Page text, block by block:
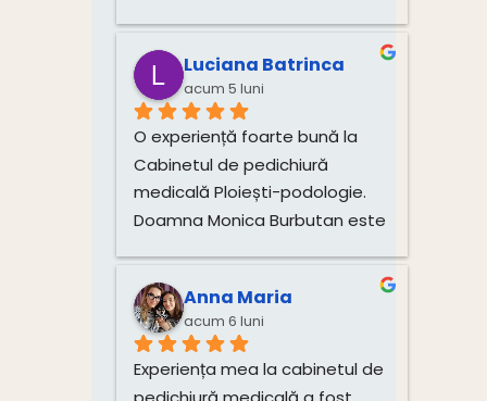
picioarelor. Multumim!!!
Luciana Batrinca
acum 5 luni
O experiență foarte bună la
Cabinetul de pedichiură
medicală Ploiești-podologie.
Doamna Monica Burbutan este
programare mi-a explicat
foarte clar procedura, durata
vindecării și tarifele, ceea ce
mi-a oferit încredere și
Anna Maria
acum 6 luni
Experiența mea la cabinetul de